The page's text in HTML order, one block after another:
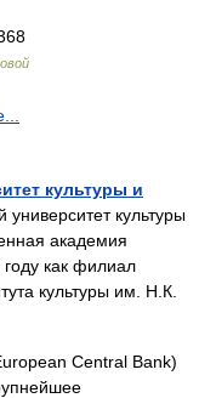
культуры и
культуры
академия
году как филиал
культуры им. Н.К.
Central Bank)